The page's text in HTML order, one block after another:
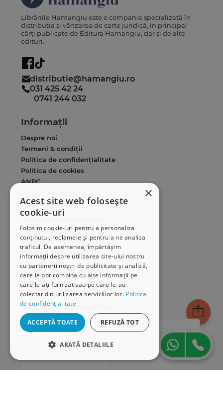
×
Acest site web folosește
cookie-uri
Folosim cookie-uri pentru a personaliza
conținutul, reclamele și pentru a ne analiza
traficul. De asemenea, împărtășim
informații despre utilizarea site-ului nostru
cu partenerii noștri de publicitate și analiză,
care le pot combina cu alte informații pe
care le-ați furnizat sau pe care le-au
colectat din utilizarea serviciilor lor. Politica
de confidențialitate
ACCEPTĂ TOATE REFUZĂ TOT
ARATĂ DETALIILE
Librăriile Hamangiu este o companie specializată în
distribuția și vânzarea de carte juridică, în principal
cărți publicate de Editura Hamangiu, dar și de alte
edituri.
distributie@hamangiu.ro
031 425 42 24
0741 244 032
Informații
Despre noi
Termeni & condiții
Politica de confidențialitate
Politica de cookies
ANPC
Serviciu clienți
Cum comand online
Modalități de plată
Livrarea produselor
SEAP/SICAP
Hartă site
Cariere
Abonare newsletter